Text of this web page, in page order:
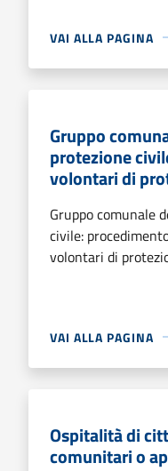
VAI ALLA PAGINA
Gruppo
protezione
volontari di
Gruppo comunale
civile:
volontari di
VAI ALLA PAGINA
Ospitalità di
comunitari o